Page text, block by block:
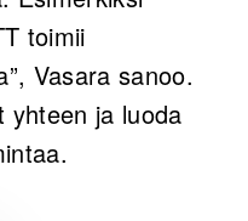
toimii
Vasara sanoo.
yhteen ja luoda